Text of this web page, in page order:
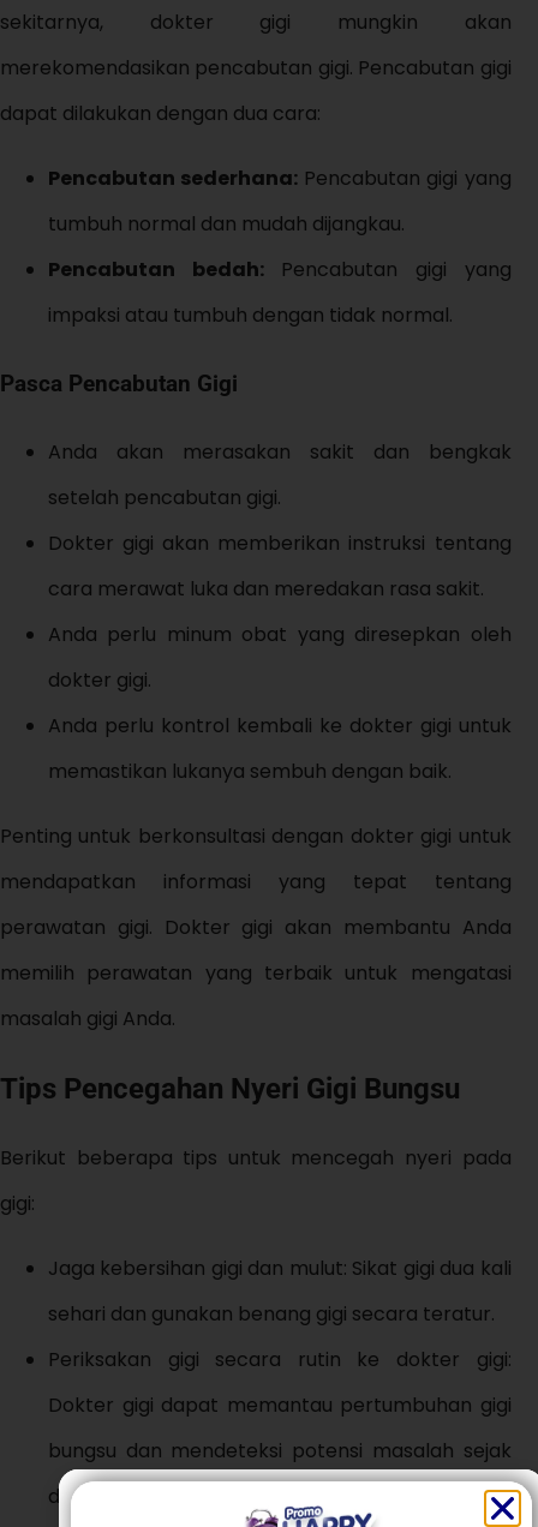
sekitarnya, dokter gigi mungkin akan
merekomendasikan pencabutan gigi. Pencabutan gigi
dapat dilakukan dengan dua cara:
Pencabutan sederhana: Pencabutan gigi yang
tumbuh normal dan mudah dijangkau.
Pencabutan bedah:Pencabutan gigi yang
impaksi atau tumbuh dengan tidak normal.
Pasca Pencabutan Gigi
Anda akan merasakan sakit dan bengkak
setelah pencabutan gigi.
Dokter gigi akan memberikan instruksi tentang
cara merawat luka dan meredakan rasa sakit.
Anda perlu minum obat yang diresepkan oleh
dokter gigi.
Anda perlu kontrol kembali ke dokter gigi untuk
memastikan lukanya sembuh dengan baik.
Penting untuk berkonsultasi dengan dokter gigi untuk
mendapatkan informasi yang tepat tentang
perawatan gigi. Dokter gigi akan membantu Anda
memilih perawatan yang terbaik untuk mengatasi
masalah gigi Anda.
Tips Pencegahan Nyeri Gigi Bungsu
Berikut beberapa tips untuk mencegah nyeri pada
gigi:
Jaga kebersihan gigi dan mulut: Sikat gigi dua kali
sehari dan gunakan benang gigi secara teratur.
Periksakan gigi secara rutin ke dokter gigi:
Dokter gigi dapat memantau pertumbuhan gigi
bungsu dan mendeteksi potensi masalah sejak
dini.